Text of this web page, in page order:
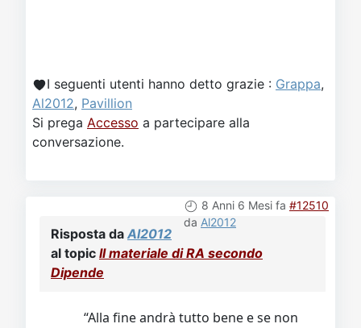
I seguenti utenti hanno detto grazie : Grappa,
Al2012, Pavillion
Si prega Accesso a partecipare alla
conversazione.
8 Anni 6 Mesi fa #12510
da Al2012
Risposta da Al2012
al topic Il materiale di RA secondo
Dipende
“Alla fine andrà tutto bene e se non